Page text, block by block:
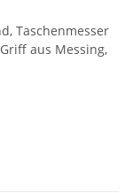
Taschenmesser
aus Messing,